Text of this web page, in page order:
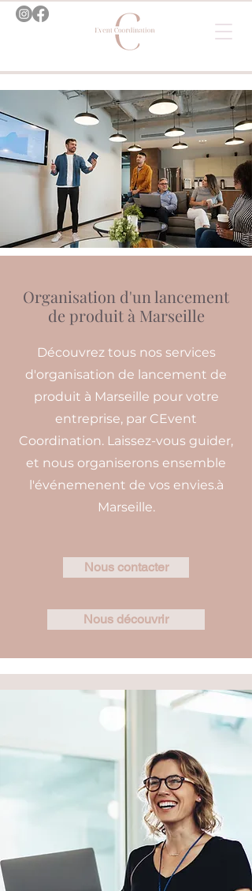
Organisation d'un lancement
de produit à Marseille
Découvrez tous nos services
d'organisation de lancement de
produit à Marseille pour votre
entreprise, par CEvent
Coordination. Laissez-vous guider,
et nous organiserons ensemble
l'événemenent de vos envies.à
Marseille.
Nous contacter
Nous découvrir